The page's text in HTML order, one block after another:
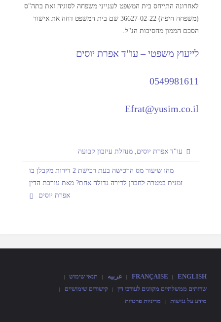
לאחרונה התייחס בית המשפט לענייני משפחה לסוגיה זאת בתה"ס
(משפחה חיפה) 36627-02-22 שם בית המשפט דחה את אישור
הסכם הממון מהסיבות הנ"ל.
לייעוץ משפטי – עו"ד אפרת יוסים
0549981611
Efrat@yusim.co.il
עו"ד אפרת יוסים, מנהלת עיזבון קבועה
מהו שיעור מס הרכישה בעת רכישת 2 דירות מקבלן בו
זמנית במטרה לחברן לדירה גדולה אחת? מאת עורכת הדין
אפרת יוסים
ENGLISH
FRANÇAISE عربيه תנאי שימוש
שרותים ממשלתיים מקוונים לעורכי דין קישורים שימושיים
מידע על נגישות מדיניות פרטיות